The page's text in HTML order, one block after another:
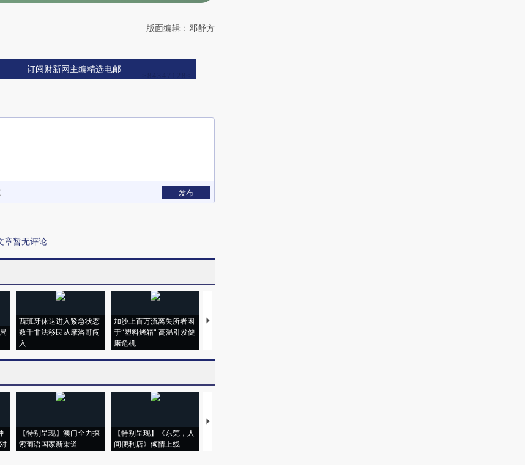
版面编辑：邓舒方
订阅财新网主编精选电邮
发布
章暂无评论
西班牙休达进入紧急状态
数千非法移民从摩洛哥闯
入
加沙上百万流离失所者困
于“塑料烤箱” 高温引发健
康危机
马航飞行员跨国走私7万
【特别呈现】澳门全力探
索葡语国家新渠道
【特别呈现】《东莞，人
间便利店》倾情上线
【推广】走进第四届链博